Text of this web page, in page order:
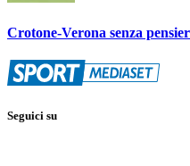
Crotone-Verona senza
Seguici su